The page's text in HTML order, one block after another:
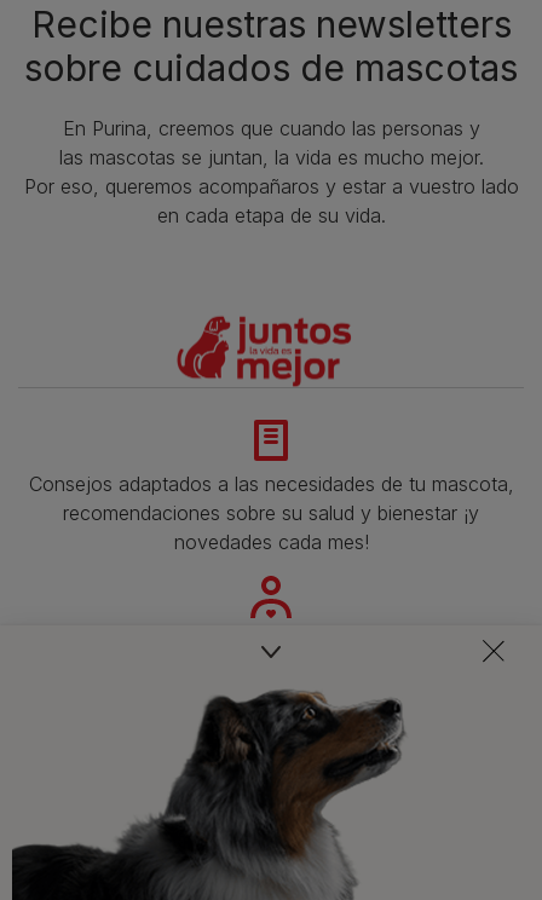
Recibe nuestras newsletters
sobre cuidados de mascotas​
En Purina, creemos que cuando las personas y
las mascotas se juntan, la vida es mucho mejor.
Por eso, queremos acompañaros y estar a vuestro lado
en cada etapa de su vida.​
Consejos adaptados a las necesidades de tu mascota,
recomendaciones sobre su salud y bienestar ¡y
novedades cada mes!
Veterinarios, nutricionistas y expertos en perros y gatos
Promociones, concursos, descuentos y ofertas de
todas nuestras marcas.​
¡No te lo pierdas, únete a Purina y empieza
a disfrutar ya de las ventajas!​